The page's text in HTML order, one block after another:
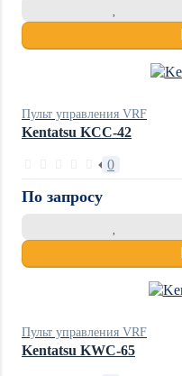
Пульт управления VRF
Kentatsu KCC-42
0
По запросу
Пульт управления VRF
Kentatsu KWC-65